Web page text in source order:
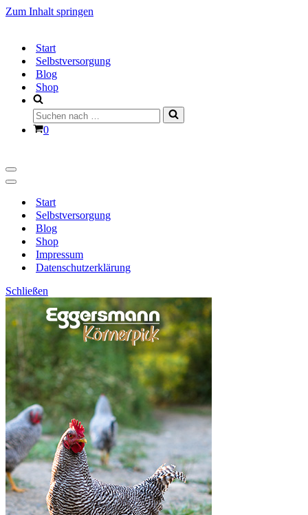
Zum Inhalt springen
Start
Selbstversorgung
Blog
Shop
Suchen
nach …
Warenkorb
0
Navigationsmenü
Navigationsmenü
Start
Selbstversorgung
Blog
Shop
Impressum
Datenschutzerklärung
Schließen